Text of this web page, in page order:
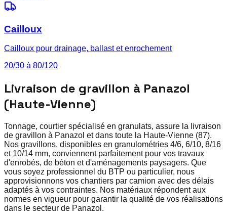
Cailloux
Cailloux pour drainage, ballast et enrochement
20/30 à 80/120
Livraison de gravillon à Panazol
(Haute-Vienne)
Tonnage, courtier spécialisé en granulats, assure la livraison
de gravillon à Panazol et dans toute la Haute-Vienne (87).
Nos gravillons, disponibles en granulométries 4/6, 6/10, 8/16
et 10/14 mm, conviennent parfaitement pour vos travaux
d'enrobés, de béton et d'aménagements paysagers. Que
vous soyez professionnel du BTP ou particulier, nous
approvisionnons vos chantiers par camion avec des délais
adaptés à vos contraintes. Nos matériaux répondent aux
normes en vigueur pour garantir la qualité de vos réalisations
dans le secteur de Panazol.